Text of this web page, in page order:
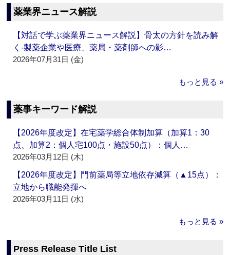
薬業界ニュース解説
【対話で学ぶ薬業界ニュース解説】骨太の方針を読み解
く‐製薬企業や医療、薬局・薬剤師への影…
2026年07月31日 (金)
もっと見る »
薬事キーワード解説
【2026年度改定】在宅薬学総合体制加算（加算1：30
点、加算2：個人宅100点・施設50点）：個人…
2026年03月12日 (木)
【2026年度改定】門前薬局等立地依存減算（▲15点）：
立地から職能発揮へ
2026年03月11日 (水)
もっと見る »
Press Release Title List